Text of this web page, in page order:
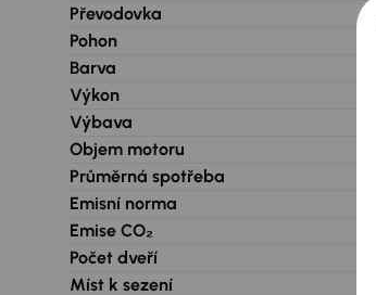
Převodovka
Pohon
Barva
Výkon
Výbava
Objem motoru
Průměrná spotřeba
Emisní norma
Emise CO₂
Počet dveří
Míst k sezení